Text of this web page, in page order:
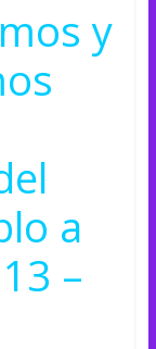
y
a
–